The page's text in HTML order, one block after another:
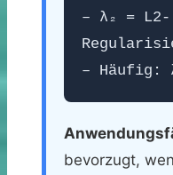
– λ₂ = L2-
– Häufig:
bevorzugt,